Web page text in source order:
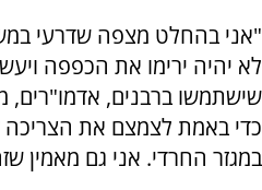
"אני בהחלט מצפה שדרעי
לא יהיה ירימו את הכפפה
שישתמשו ברבנים, אדמו"רים,
כדי באמת לצמצם את
במגזר החרדי. אני גם מאמין